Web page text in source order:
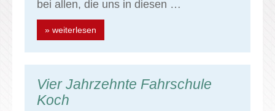
bei allen, die uns in diesen …
» weiterlesen
Vier Jahrzehnte Fahrschule
Koch